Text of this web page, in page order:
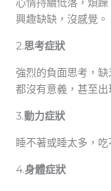
興趣缺缺，沒感覺。
2.思考症狀
強烈的負面思考，
都沒有意義，甚至
3.動力症狀
睡不著或睡太多，
4.身體症狀